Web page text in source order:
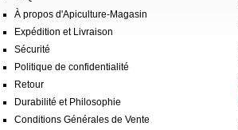
À propos d'Apiculture-Magasin
Expédition et Livraison
Sécurité
Politique de confidentialité
Retour
Durabilité et Philosophie
Conditions Générales de Vente